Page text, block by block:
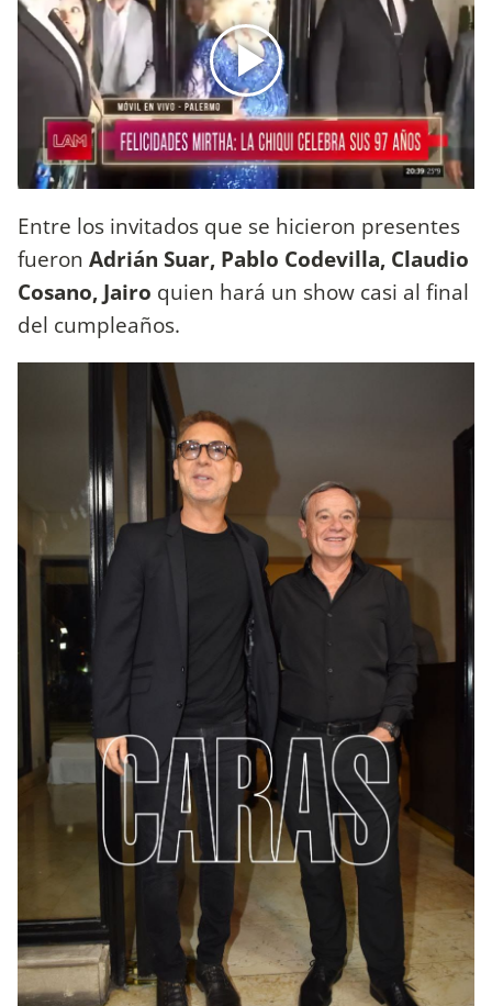
Entre los invitados que se hicieron presentes
fueron Adrián Suar, Pablo Codevilla, Claudio
Cosano, Jairo quien hará un show casi al final
del cumpleaños.